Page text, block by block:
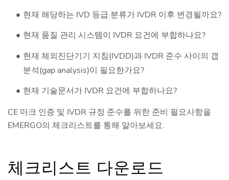
현재 해당하는 IVD 등급 분류가 IVDR 이후 변경될까요?
현재 품질 관리 시스템이 IVDR 요건에 부합하나요?
현재 체외진단기기 지침(IVDD)과 IVDR 준수 사이의 갭
분석(gap analysis)이 필요한가요?
현재 기술문서가 IVDR 요건에 부합하나요?
CE 마크 인증 및 IVDR 규정 준수를 위한 준비 필요사항을
EMERGO의 체크리스트를 통해 알아보세요.
체크리스트 다운로드